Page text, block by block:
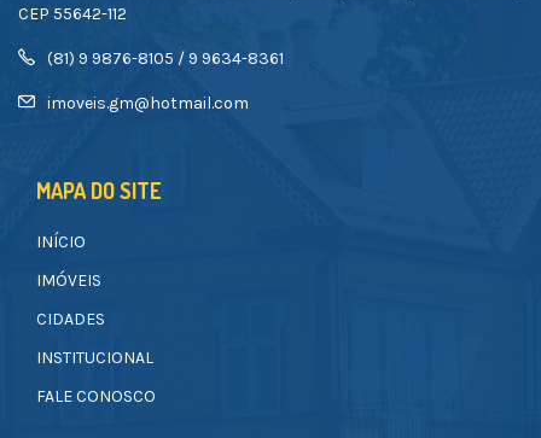
CEP 55642-112
(81) 9 9876-8105 / 9 9634-8361
imoveis.gm@hotmail.com
MAPA DO SITE
INÍCIO
IMÓVEIS
CIDADES
INSTITUCIONAL
FALE CONOSCO